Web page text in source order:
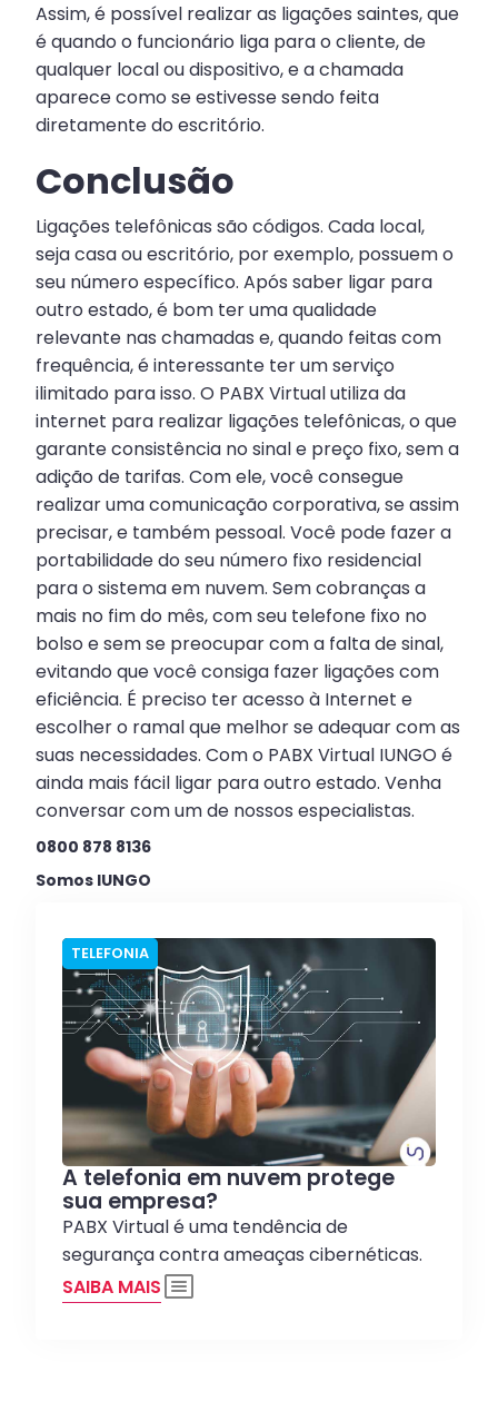
Assim, é possível realizar as ligações saintes, que
é quando o funcionário liga para o cliente, de
qualquer local ou dispositivo, e a chamada
aparece como se estivesse sendo feita
diretamente do escritório.
Conclusão
Ligações telefônicas são códigos. Cada local,
seja casa ou escritório, por exemplo, possuem o
seu número específico. Após saber ligar para
outro estado, é bom ter uma qualidade
relevante nas chamadas e, quando feitas com
frequência, é interessante ter um serviço
ilimitado para isso. O PABX Virtual utiliza da
internet para realizar ligações telefônicas, o que
garante consistência no sinal e preço fixo, sem a
adição de tarifas. Com ele, você consegue
realizar uma comunicação corporativa, se assim
precisar, e também pessoal. Você pode fazer a
portabilidade do seu número fixo residencial
para o sistema em nuvem. Sem cobranças a
mais no fim do mês, com seu telefone fixo no
bolso e sem se preocupar com a falta de sinal,
evitando que você consiga fazer ligações com
eficiência. É preciso ter acesso à Internet e
escolher o ramal que melhor se adequar com as
suas necessidades. Com o PABX Virtual IUNGO é
ainda mais fácil ligar para outro estado. Venha
conversar com um de nossos especialistas.
0800 878 8136
Somos IUNGO
TELEFONIA
A telefonia em nuvem protege
sua empresa?
PABX Virtual é uma tendência de
segurança contra ameaças cibernéticas.
SAIBA MAIS